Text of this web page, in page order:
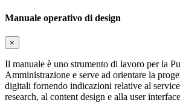
Manuale operativo di design
×
Il manuale è uno strumento di lavoro per la
Amministrazione e serve ad orientare la
digitali fornendo indicazioni relative al
research, al content design e alla user